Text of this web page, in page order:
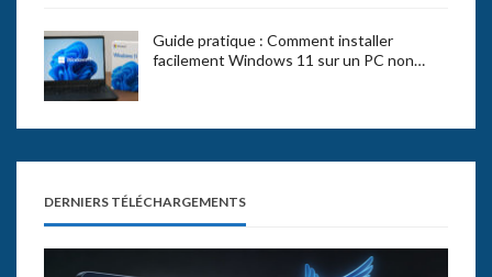
Guide pratique : Comment installer
facilement Windows 11 sur un PC non…
DERNIERS TÉLÉCHARGEMENTS